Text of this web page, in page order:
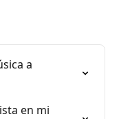
a
en mi